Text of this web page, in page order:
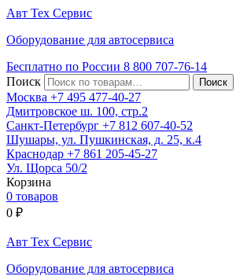
Авт Тех Сервис
Оборудование для автосервиса
Бесплатно по России 8 800 707-76-14
Поиск
Москва +7 495 477-40-27
Дмитровское ш. 100, стр.2
Санкт-Петербург +7 812 607-40-52
Шушары, ул. Пушкинская, д. 25, к.4
Краснодар +7 861 205-45-27
Ул. Щорса 50/2
Корзина
0 товаров
0 ₽
Авт Тех Сервис
Оборудование для автосервиса